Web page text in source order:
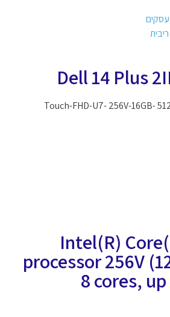
Dell 14 Plus
Intel(R)
processor 256V
8 cores,